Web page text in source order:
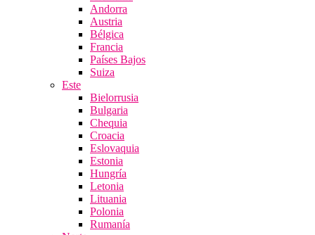
Andorra
Austria
Bélgica
Francia
Países Bajos
Suiza
Este
Bielorrusia
Bulgaria
Chequia
Croacia
Eslovaquia
Estonia
Hungría
Letonia
Lituania
Polonia
Rumanía